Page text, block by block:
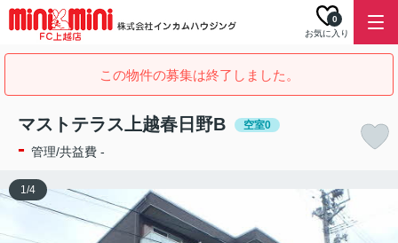
お気に入り
0
この物件の募集は終了しました。
マストテラス上越春日野B 空室0
- 管理/共益費 -
1/4